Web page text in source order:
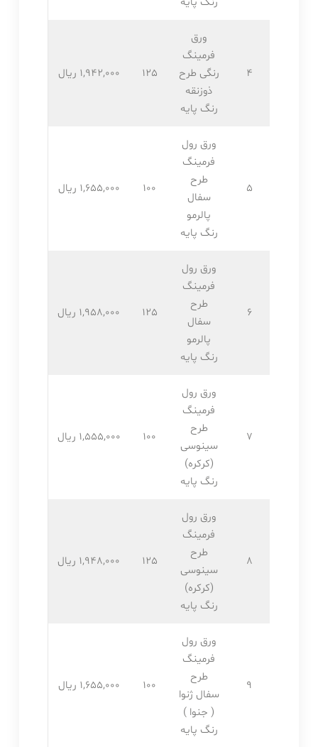
4
ورق
فرمینگ
رنگی طرح
ذوزنقه
رنگ پایه
125 1,942,۰۰۰ ریال
5
ورق رول
فرمینگ
طرح
سفال
پالرمو
رنگ پایه
100 1,655,۰۰۰ ریال
6
ورق رول
فرمینگ
طرح
سفال
پالرمو
رنگ پایه
125 1,958,۰۰۰ ریال
7
ورق رول
فرمینگ
طرح
سینوسی
(کرکره)
رنگ پایه
100 1,555,۰۰۰ ریال
8
ورق رول
فرمینگ
طرح
سینوسی
(کرکره)
رنگ پایه
125 1,948,۰۰۰ ریال
9
ورق رول
فرمینگ
طرح
سفال ژنوا
( جنوا )
رنگ پایه
100 1,655,۰۰۰ ریال